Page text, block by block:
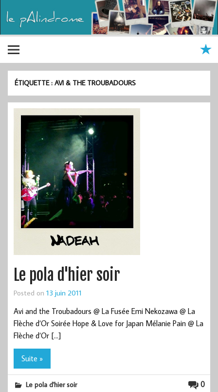
ÉTIQUETTE :AVI & THE TROUBADOURS
Le pola d'hier soir
Posted on 13 juin 2011
Avi and the Troubadours @ La Fusée Emi Nekozawa @ La
Flèche d’Or Soirée Hope & Love for Japan Mélanie Pain @ La
Flèche d’Or […]
Suite »
0
Le pola d'hier soir